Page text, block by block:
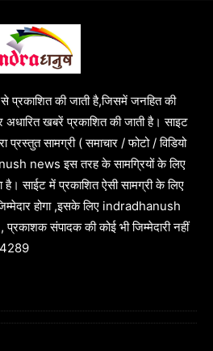
प्रकाशित की जाती है,जिसमें जनहित की
खबरें प्रकाशित की जाती है। साइट
प्रस्तुत सामग्री ( समाचार / फोटो / विडियो
news इस तरह के सामग्रियों के लिए
है। साईट में प्रकाशित ऐसी सामग्री के लिए
होगा ,इसके लिए indradhanush
संपादक की कोई भी जिम्मेदारी नहीं